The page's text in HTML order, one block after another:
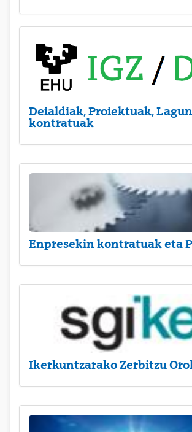
Deialdiak, Proiektuak,
kontratuak
Enpresekin kontratuak eta
Ikerkuntzarako Zerbitzu